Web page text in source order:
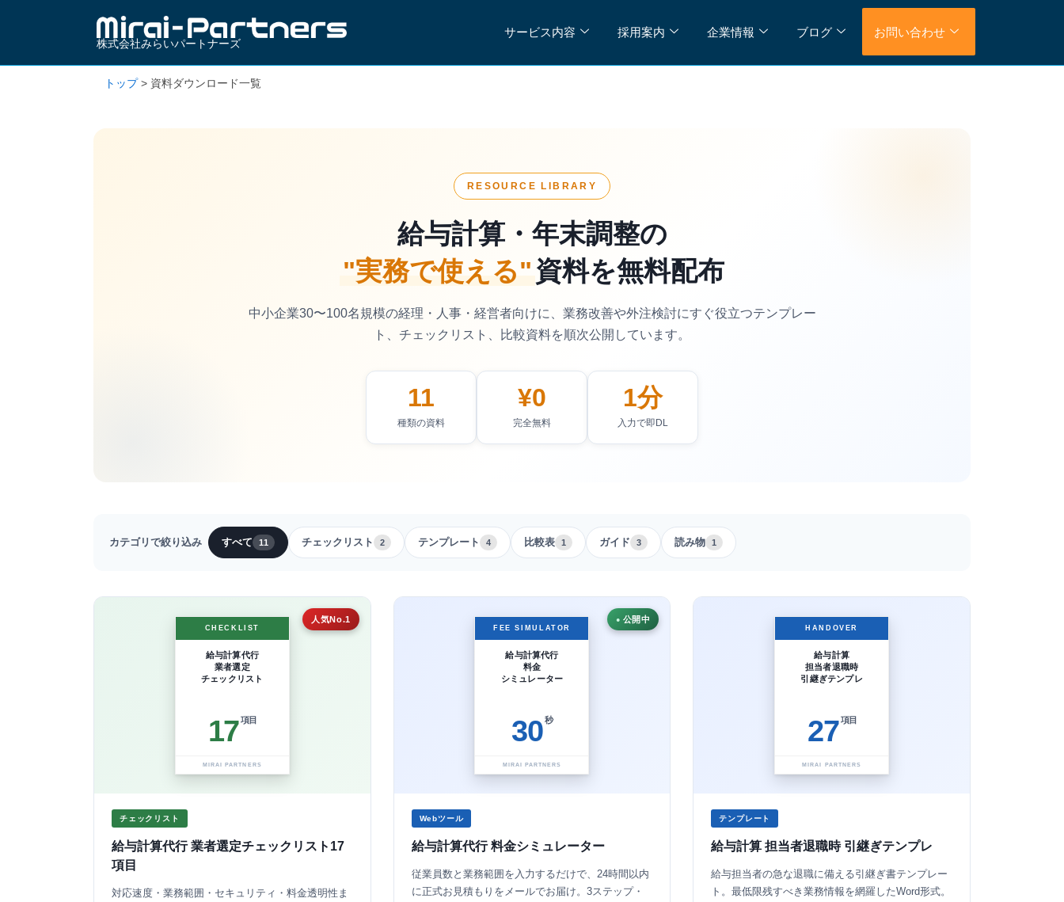
株式会社みらいパートナーズ
サービス内容 採用案内 企業情報 ブログ お問い合わせ
トップ> 資料ダウンロード一覧
RESOURCE LIBRARY
給与計算・年末調整の
"実務で使える" 資料を無料配布
中小企業30〜100名規模の経理・人事・経営者向けに、業務改善や外注検討にすぐ役立つテンプレー
ト、チェックリスト、比較資料を順次公開しています。
11
種類の資料
¥0
完全無料
1分
入力で即DL
カテゴリで絞り込み すべて 11 チェックリスト 2 テンプレート 4 比較表 1 ガイド 3 読み物 1
人気No.1
CHECKLIST
給与計算代行
業者選定
チェックリスト
17項目
MIRAI PARTNERS
チェックリスト
給与計算代行 業者選定チェックリスト17
項目
対応速度・業務範囲・セキュリティ・料金透明性ま
公開中
FEE SIMULATOR
給与計算代行
料金
シミュレーター
30秒
MIRAI PARTNERS
Webツール
給与計算代行 料金シミュレーター
従業員数と業務範囲を入力するだけで、24時間以内
に正式お見積もりをメールでお届け。3ステップ・
HANDOVER
給与計算
担当者退職時
引継ぎテンプレ
27項目
MIRAI PARTNERS
テンプレート
給与計算 担当者退職時 引継ぎテンプレ
給与担当者の急な退職に備える引継ぎ書テンプレー
ト。最低限残すべき業務情報を網羅したWord形式。